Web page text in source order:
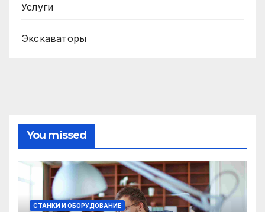
Услуги
Экскаваторы
You missed
СТАНКИ И ОБОРУДОВАНИЕ